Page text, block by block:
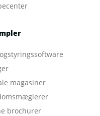
magasiner
brochurer